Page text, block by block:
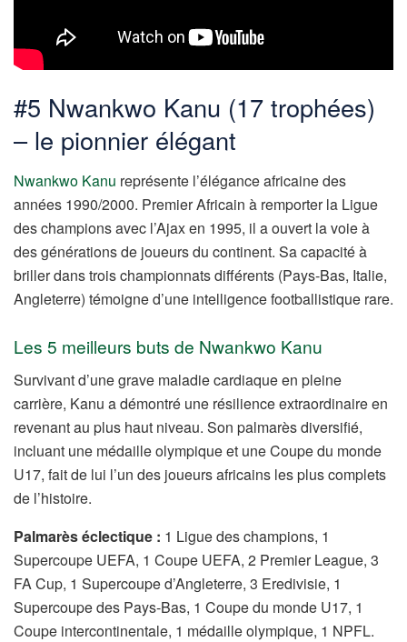
#5 Nwankwo Kanu (17 trophées)
– le pionnier élégant
Nwankwo Kanu représente l’élégance africaine des
années 1990/2000. Premier Africain à remporter la Ligue
des champions avec l’Ajax en 1995, il a ouvert la voie à
des générations de joueurs du continent. Sa capacité à
briller dans trois championnats différents (Pays-Bas, Italie,
Angleterre) témoigne d’une intelligence footballistique rare.
Les 5 meilleurs buts de Nwankwo Kanu
Survivant d’une grave maladie cardiaque en pleine
carrière, Kanu a démontré une résilience extraordinaire en
revenant au plus haut niveau. Son palmarès diversifié,
incluant une médaille olympique et une Coupe du monde
U17, fait de lui l’un des joueurs africains les plus complets
de l’histoire.
Palmarès éclectique : 1 Ligue des champions, 1
Supercoupe UEFA, 1 Coupe UEFA, 2 Premier League, 3
FA Cup, 1 Supercoupe d’Angleterre, 3 Eredivisie, 1
Supercoupe des Pays-Bas, 1 Coupe du monde U17, 1
Coupe intercontinentale, 1 médaille olympique, 1 NPFL.